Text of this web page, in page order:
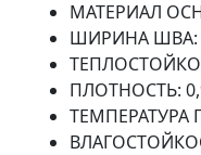
МАТЕРИАЛ
ШИРИНА ШВА:
ПЛОТНОСТЬ:
ТЕМПЕРАТУРА